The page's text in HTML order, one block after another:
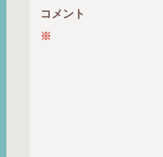
コメント
※